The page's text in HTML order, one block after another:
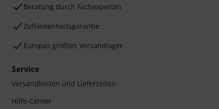
Beratung durch Fachexperten
Zufriedenheitsgarantie
Europas größtes Versandlager
Service
Versandkosten und Lieferzeiten
Hilfe-Center